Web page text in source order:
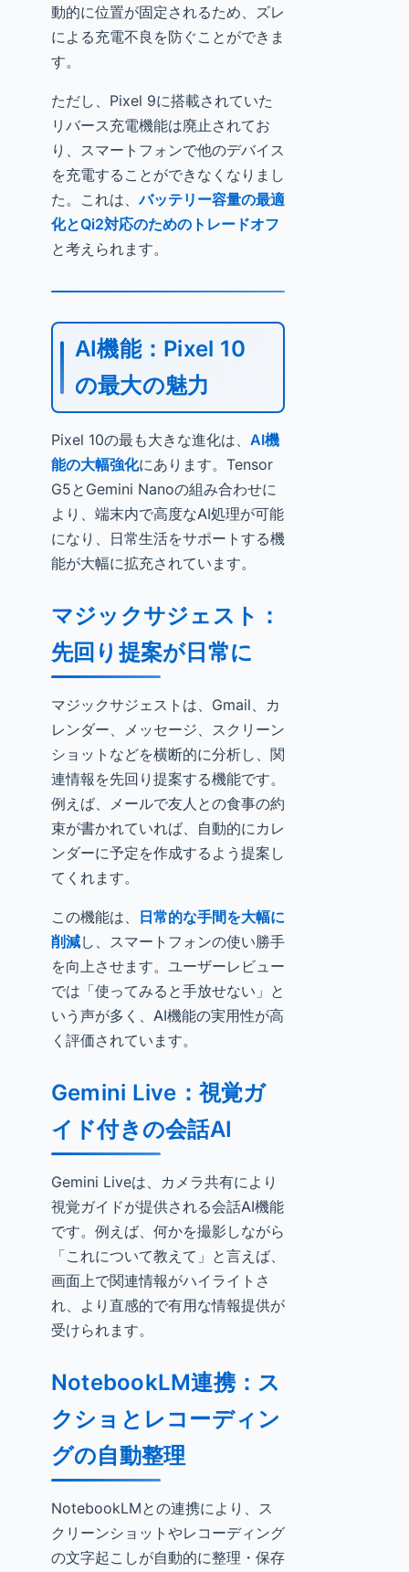
動的に位置が固定されるため、ズレ
による充電不良を防ぐことができま
す。
ただし、Pixel 9に搭載されていた
リバース充電機能は廃止されてお
り、スマートフォンで他のデバイス
を充電することができなくなりまし
た。これは、バッテリー容量の最適
化とQi2対応のためのトレードオフ
と考えられます。
AI機能：Pixel 10
の最大の魅力
Pixel 10の最も大きな進化は、 AI機
能の大幅強化にあります。Tensor
G5とGemini Nanoの組み合わせに
より、端末内で高度なAI処理が可能
になり、日常生活をサポートする機
能が大幅に拡充されています。
マジックサジェスト：
先回り提案が日常に
マジックサジェストは、Gmail、カ
レンダー、メッセージ、スクリーン
ショットなどを横断的に分析し、関
連情報を先回り提案する機能です。
例えば、メールで友人との食事の約
束が書かれていれば、自動的にカレ
ンダーに予定を作成するよう提案し
てくれます。
この機能は、
日常的な手間を大幅に
削減し、スマートフォンの使い勝手
を向上させます。ユーザーレビュー
では「使ってみると手放せない」と
いう声が多く、AI機能の実用性が高
く評価されています。
Gemini Live：視覚ガ
イド付きの会話AI
Gemini Liveは、カメラ共有により
視覚ガイドが提供される会話AI機能
です。例えば、何かを撮影しながら
「これについて教えて」と言えば、
画面上で関連情報がハイライトさ
れ、より直感的で有用な情報提供が
受けられます。
NotebookLM連携：ス
クショとレコーディン
グの自動整理
NotebookLMとの連携により、ス
クリーンショットやレコーディング
の文字起こしが自動的に整理・保存